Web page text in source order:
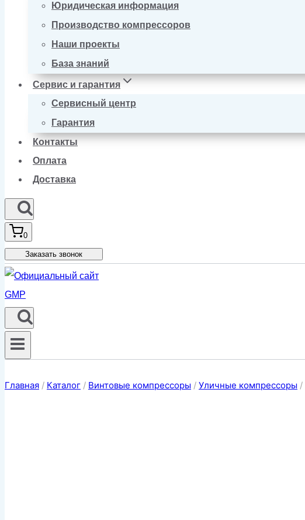
Юридическая информация
Производство компрессоров
Наши проекты
База знаний
Сервис и гарантия
Сервисный центр
Гарантия
Контакты
Оплата
Доставка
0
Заказать звонок
Главная / Каталог / Винтовые компрессоры / Уличные компрессоры /